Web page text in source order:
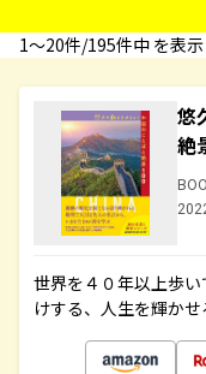
1〜20件/195件中 を表示
悠
絶
世界を４０年以上歩
けする、人生を輝か